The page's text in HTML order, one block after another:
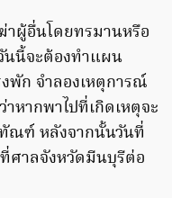
ผู้อื่นโดยทรมานหรือ
นนี้จะต้องทำแผน
พัก​ จำลองเหตุการณ์
าหากพาไปที่เกิดเหตุจะ
ณฑ์ หลังจากนั้นวันที่
ศาลจังหวัดมีนบุรีต่อ